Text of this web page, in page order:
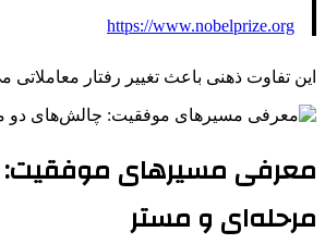
https://www.nobelprize.org
این تفاوت ذهنی باعث تغییر رفتار معاملاتی
معرفی مسیرهای
مرحله‌ای و مستر